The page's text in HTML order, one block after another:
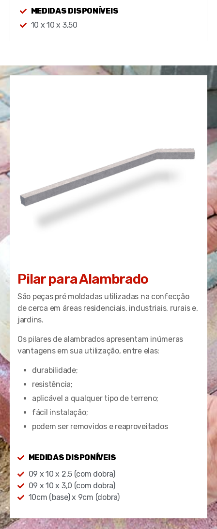
MEDIDAS DISPONÍVEIS
10 x 10 x 3,50
Pilar para Alambrado
São peças pré moldadas utilizadas na confecção
de cerca em áreas residenciais, industriais, rurais e,
jardins.
Os pilares de alambrados apresentam inúmeras
vantagens em sua utilização, entre elas:
durabilidade;
resistência;
aplicável a qualquer tipo de terreno;
fácil instalação;
podem ser removidos e reaproveitados
MEDIDAS DISPONÍVEIS
09 x 10 x 2,5 (com dobra)
09 x 10 x 3,0 (com dobra)
10cm (base) x 9cm (dobra)